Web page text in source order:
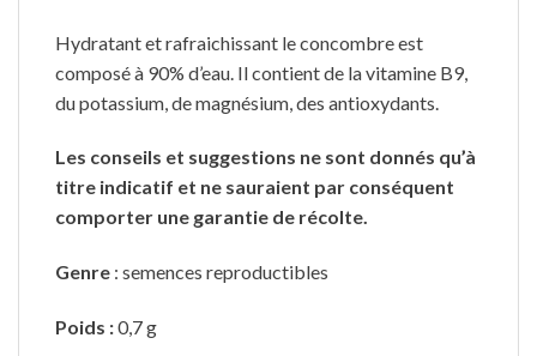
Hydratant et rafraichissant le concombre est
composé à 90% d’eau. Il contient de la vitamine B9,
du potassium, de magnésium, des antioxydants.
Les conseils et suggestions ne sont donnés qu’à
titre indicatif et ne sauraient par conséquent
comporter une garantie de récolte.
Genre : semences reproductibles
Poids :0,7 g